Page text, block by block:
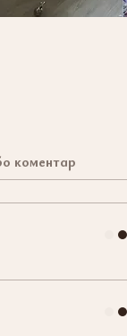
коментар